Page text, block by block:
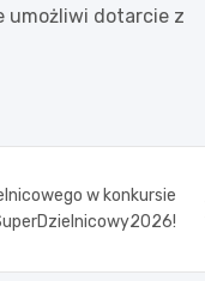
umożliwi dotarcie z
w konkursie